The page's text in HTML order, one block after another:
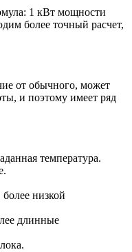
1 кВт мощности
более точный расчет,
от обычного, может
и поэтому имеет ряд
температура.
низкой
длинные